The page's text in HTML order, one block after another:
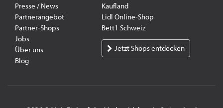
Presse / News
Partnerangebot
Partner-Shops
Jobs
Über uns
Blog
Kaufland
Lidl Online-Shop
Bett1 Schweiz
Jetzt Shops entdecken